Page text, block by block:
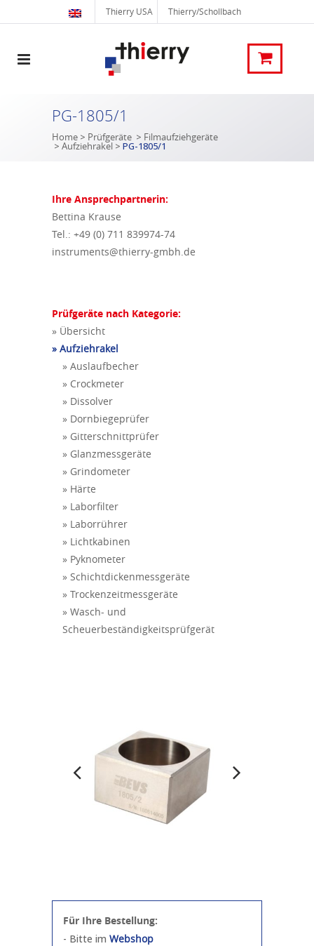
Thierry USA Thierry/Schollbach
PG-1805/1
Home > Prüfgeräte > Filmaufziehgeräte
> Aufziehrakel > PG-1805/1
Ihre Ansprechpartnerin:
Bettina Krause
Tel.: +49 (0) 711 839974-74
instruments@thierry-gmbh.de
Prüfgeräte nach Kategorie:
» Übersicht
» Aufziehrakel
» Auslaufbecher
» Crockmeter
» Dissolver
» Dornbiegeprüfer
» Gitterschnittprüfer
» Glanzmessgeräte
» Grindometer
» Härte
» Laborfilter
» Laborrührer
» Lichtkabinen
» Pyknometer
» Schichtdickenmessgeräte
» Trockenzeitmessgeräte
» Wasch- und
Scheuerbeständigkeitsprüfgerät
Für Ihre Bestellung:
- Bitte im Webshop